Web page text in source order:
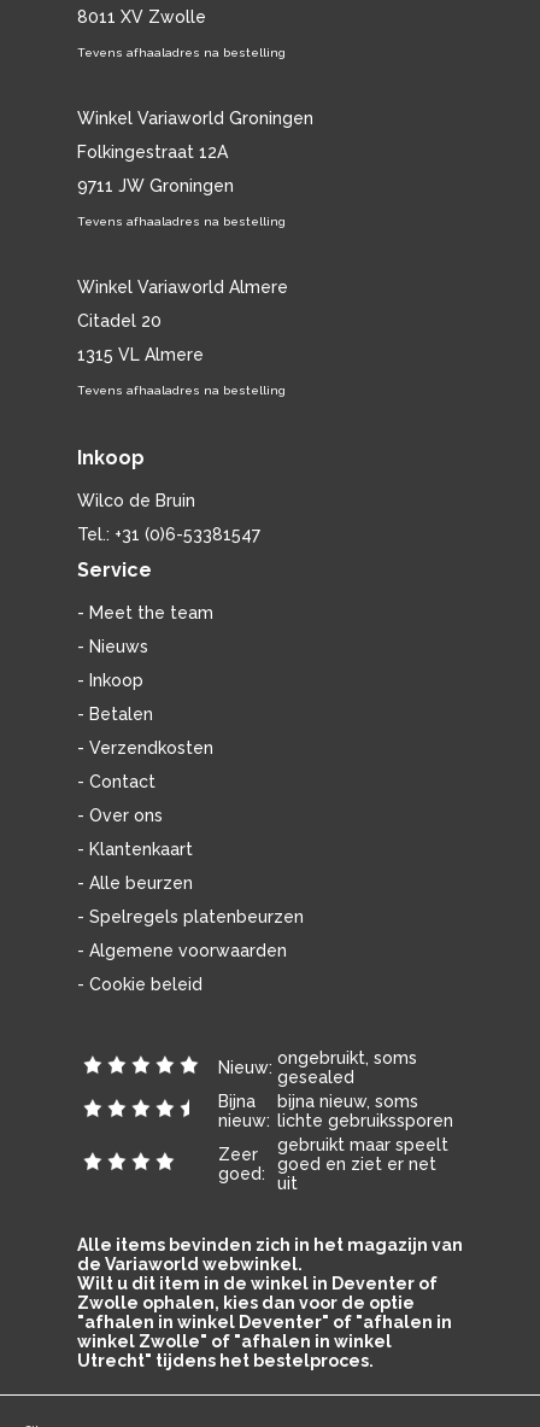
8011 XV Zwolle
Tevens afhaaladres na bestelling
Winkel Variaworld Groningen
Folkingestraat 12A
9711 JW Groningen
Tevens afhaaladres na bestelling
Winkel Variaworld Almere
Citadel 20
1315 VL Almere
Tevens afhaaladres na bestelling
Inkoop
Wilco de Bruin
Tel.: +31 (0)6-53381547
Service
- Meet the team
- Nieuws
- Inkoop
- Betalen
- Verzendkosten
- Contact
- Over ons
- Klantenkaart
- Alle beurzen
- Spelregels platenbeurzen
- Algemene voorwaarden
- Cookie beleid
Nieuw: ongebruikt, soms
gesealed
Bijna
nieuw:
bijna nieuw, soms
lichte gebruikssporen
Zeer
goed:
gebruikt maar speelt
goed en ziet er net
uit
Alle items bevinden zich in het magazijn van
de Variaworld webwinkel.
Wilt u dit item in de winkel in Deventer of
Zwolle ophalen, kies dan voor de optie
"afhalen in winkel Deventer" of "afhalen in
winkel Zwolle" of "afhalen in winkel
Utrecht" tijdens het bestelproces.